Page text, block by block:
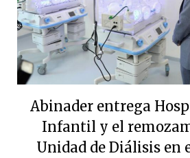
Abinader entrega
Infantil y el
Unidad de Diálisis en